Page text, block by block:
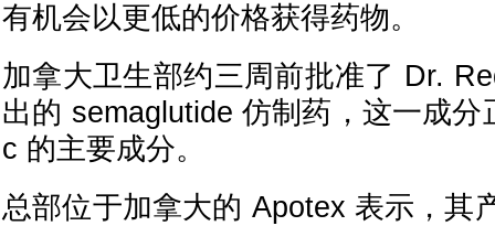
有机会以更低的价格获得药物。
加拿大卫生部约三周前批准了 Dr.
出的 semaglutide 仿制药，这一成分
c 的主要成分。
总部位于加拿大的 Apotex 表示，其